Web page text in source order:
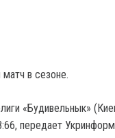
в сезоне.
«Будивельнык»
передает